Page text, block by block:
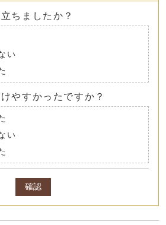
ちましたか？
い
やすかったですか？
い
確認